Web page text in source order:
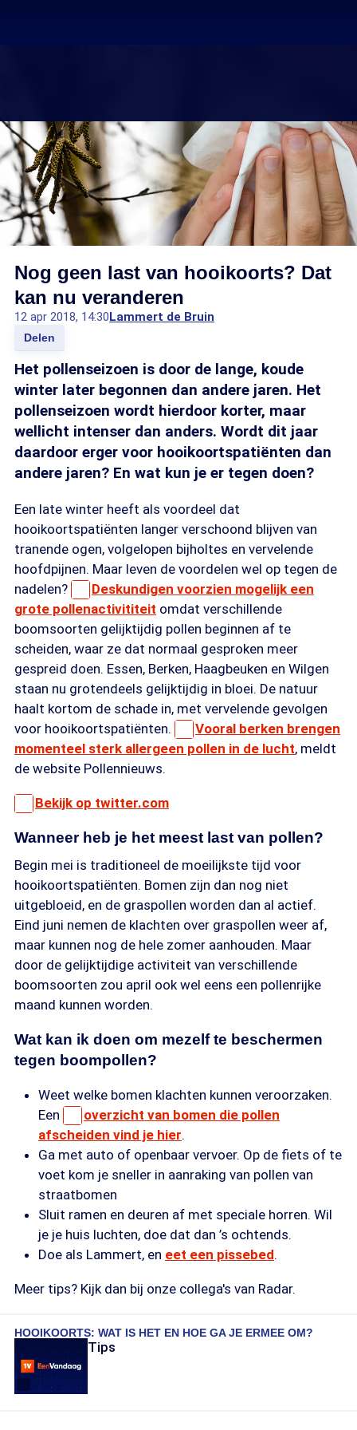
Nog geen last van hooikoorts? Dat
kan nu veranderen
12 apr 2018, 14:30Lammert de Bruin
Delen
Het pollenseizoen is door de lange, koude
winter later begonnen dan andere jaren. Het
pollenseizoen wordt hierdoor korter, maar
wellicht intenser dan anders. Wordt dit jaar
daardoor erger voor hooikoortspatiënten dan
andere jaren? En wat kun je er tegen doen?
Een late winter heeft als voordeel dat
hooikoortspatiënten langer verschoond blijven van
tranende ogen, volgelopen bijholtes en vervelende
hoofdpijnen. Maar leven de voordelen wel op tegen de
nadelen?
Deskundigen voorzien mogelijk een
grote pollenactivititeit omdat verschillende
boomsoorten gelijktijdig pollen beginnen af te
scheiden, waar ze dat normaal gesproken meer
gespreid doen. Essen, Berken, Haagbeuken en Wilgen
staan nu grotendeels gelijktijdig in bloei. De natuur
haalt kortom de schade in, met vervelende gevolgen
voor hooikoortspatiënten.
Vooral berken brengen
momenteel sterk allergeen pollen in de lucht, meldt
de website Pollennieuws.
Bekijk op twitter.com
Wanneer heb je het meest last van pollen?
Begin mei is traditioneel de moeilijkste tijd voor
hooikoortspatiënten. Bomen zijn dan nog niet
uitgebloeid, en de graspollen worden dan al actief.
Eind juni nemen de klachten over graspollen weer af,
maar kunnen nog de hele zomer aanhouden. Maar
door de gelijktijdige activiteit van verschillende
boomsoorten zou april ook wel eens een pollenrijke
maand kunnen worden.
Wat kan ik doen om mezelf te beschermen
tegen boompollen?
Weet welke bomen klachten kunnen veroorzaken.
Een
overzicht van bomen die pollen
afscheiden vind je hier.
Ga met auto of openbaar vervoer. Op de fiets of te
voet kom je sneller in aanraking van pollen van
straatbomen
Sluit ramen en deuren af met speciale horren. Wil
je je huis luchten, doe dat dan ’s ochtends.
Doe als Lammert, en eet een pissebed.
Meer tips? Kijk dan bij onze collega's van Radar.
HOOIKOORTS: WAT IS HET EN HOE GA JE ERMEE OM?
Tips